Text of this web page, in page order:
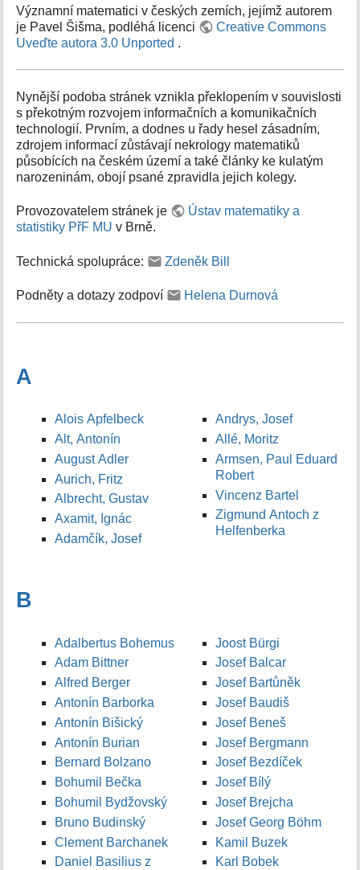
Významní matematici v českých zemích, jejímž autorem
je Pavel Šišma, podléhá licenci
Creative Commons
Uveďte autora 3.0 Unported .
Nynější podoba stránek vznikla překlopením v souvislosti
s překotným rozvojem informačních a komunikačních
technologií. Prvním, a dodnes u řady hesel zásadním,
zdrojem informací zůstávají nekrology matematiků
působících na českém území a také články ke kulatým
narozeninám, obojí psané zpravidla jejich kolegy.
Provozovatelem stránek je
Ústav matematiky a
statistiky PřF MU v Brně.
Technická spolupráce: Zdeněk Bill
Podněty a dotazy zodpoví Helena Durnová
A
Alois Apfelbeck
Alt, Antonín
August Adler
Aurich, Fritz
Albrecht, Gustav
Axamit, Ignác
Adamčík, Josef
Andrys, Josef
Allé, Moritz
Armsen, Paul Eduard
Robert
Vincenz Bartel
Zigmund Antoch z
Helfenberka
B
Adalbertus Bohemus
Adam Bittner
Alfred Berger
Antonín Barborka
Antonín Bišický
Antonín Burian
Bernard Bolzano
Bohumil Bečka
Bohumil Bydžovský
Bruno Budinský
Clement Barchanek
Daniel Basilius z
Joost Bürgi
Josef Balcar
Josef Bartůněk
Josef Baudiš
Josef Beneš
Josef Bergmann
Josef Bezdíček
Josef Bílý
Josef Brejcha
Josef Georg Böhm
Kamil Buzek
Karl Bobek